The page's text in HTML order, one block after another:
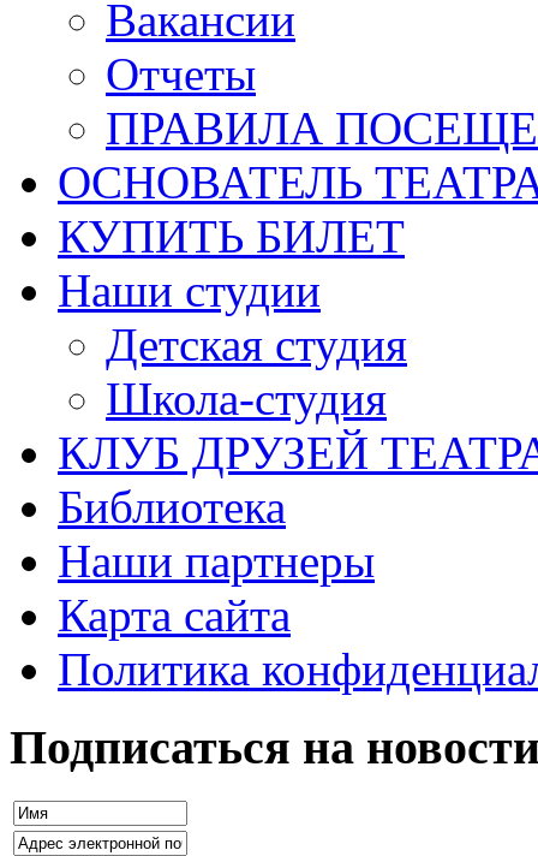
Вакансии
Отчеты
ПРАВИЛА
ОСНОВАТЕЛЬ
КУПИТЬ БИЛЕТ
Наши студии
Детская студия
Школа-студия
КЛУБ ДРУЗЕЙ
Библиотека
Наши партнеры
Карта сайта
Политика
Подписаться на